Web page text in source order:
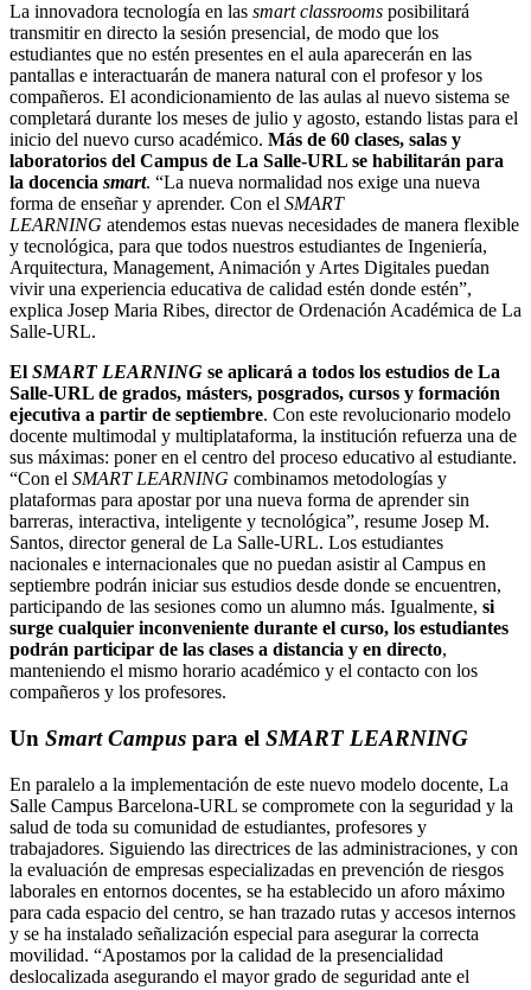
La innovadora tecnología en las smart classrooms posibilitará
transmitir en directo la sesión presencial, de modo que los
estudiantes que no estén presentes en el aula aparecerán en las
pantallas e interactuarán de manera natural con el profesor y los
compañeros. El acondicionamiento de las aulas al nuevo sistema se
completará durante los meses de julio y agosto, estando listas para el
inicio del nuevo curso académico. Más de 60 clases, salas y
laboratorios del Campus de La Salle-URL se habilitarán para
la docencia smart. “La nueva normalidad nos exige una nueva
forma de enseñar y aprender. Con el SMART
LEARNING atendemos estas nuevas necesidades de manera flexible
y tecnológica, para que todos nuestros estudiantes de Ingeniería,
Arquitectura, Management, Animación y Artes Digitales puedan
vivir una experiencia educativa de calidad estén donde estén”,
explica Josep Maria Ribes, director de Ordenación Académica de La
Salle-URL.
El SMART LEARNING se aplicará a todos los estudios de La
Salle-URL de grados, másters, posgrados, cursos y formación
ejecutiva a partir de septiembre. Con este revolucionario modelo
docente multimodal y multiplataforma, la institución refuerza una de
sus máximas: poner en el centro del proceso educativo al estudiante.
“Con el SMART LEARNING combinamos metodologías y
plataformas para apostar por una nueva forma de aprender sin
barreras, interactiva, inteligente y tecnológica”, resume Josep M.
Santos, director general de La Salle-URL. Los estudiantes
nacionales e internacionales que no puedan asistir al Campus en
septiembre podrán iniciar sus estudios desde donde se encuentren,
participando de las sesiones como un alumno más. Igualmente, si
surge cualquier inconveniente durante el curso, los estudiantes
podrán participar de las clases a distancia y en directo,
manteniendo el mismo horario académico y el contacto con los
compañeros y los profesores.
Un Smart Campus para el SMART LEARNING
En paralelo a la implementación de este nuevo modelo docente, La
Salle Campus Barcelona-URL se compromete con la seguridad y la
salud de toda su comunidad de estudiantes, profesores y
trabajadores. Siguiendo las directrices de las administraciones, y con
la evaluación de empresas especializadas en prevención de riesgos
laborales en entornos docentes, se ha establecido un aforo máximo
para cada espacio del centro, se han trazado rutas y accesos internos
y se ha instalado señalización especial para asegurar la correcta
movilidad. “Apostamos por la calidad de la presencialidad
deslocalizada asegurando el mayor grado de seguridad ante el